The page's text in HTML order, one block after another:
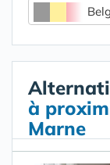
à
Marne